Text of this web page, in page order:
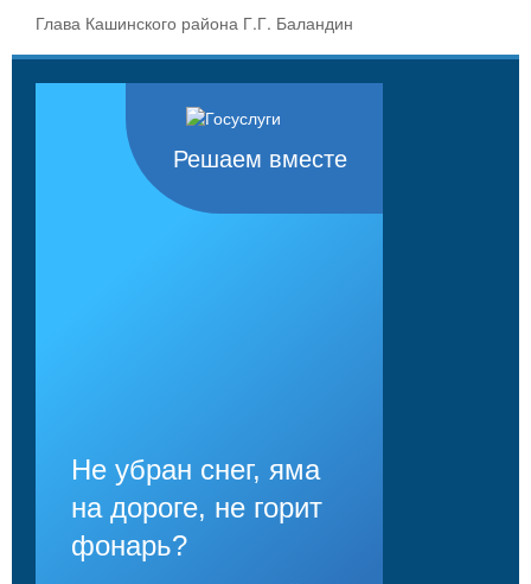
Глава Кашинского района Г.Г. Баландин
Решаем вместе
Не убран снег, яма
на дороге, не горит
фонарь?